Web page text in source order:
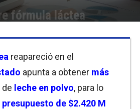
fórmula láctea
reapareció en el
apunta a obtener más
de leche en polvo, para lo
presupuesto de $2.420 M